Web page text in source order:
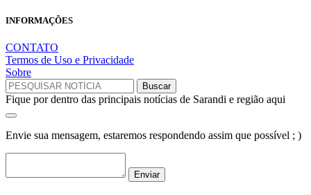
INFORMAÇÕES
CONTATO
Termos de Uso e Privacidade
Sobre
Fique por dentro das principais notícias de Sarandi e região aqui
Envie sua mensagem, estaremos respondendo assim que possível ; )
Enviar